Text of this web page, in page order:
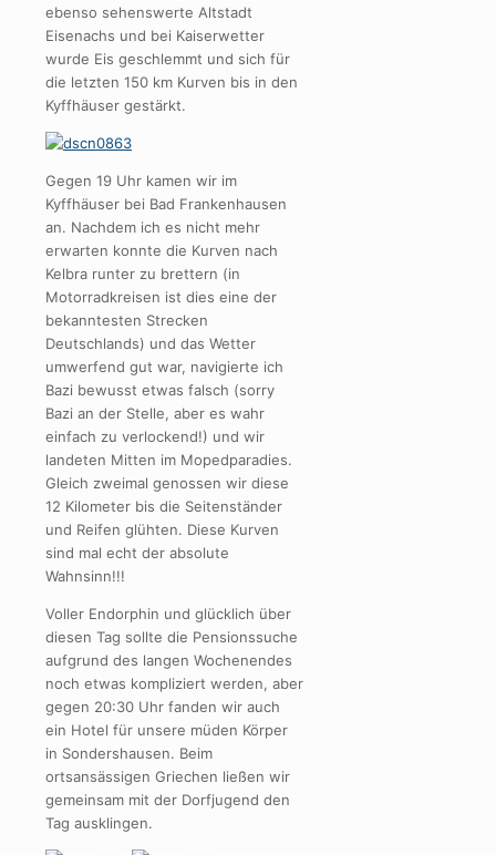
ebenso sehenswerte Altstadt
Eisenachs und bei Kaiserwetter
wurde Eis geschlemmt und sich für
die letzten 150 km Kurven bis in den
Kyffhäuser gestärkt.
Gegen 19 Uhr kamen wir im
Kyffhäuser bei Bad Frankenhausen
an. Nachdem ich es nicht mehr
erwarten konnte die Kurven nach
Kelbra runter zu brettern (in
Motorradkreisen ist dies eine der
bekanntesten Strecken
Deutschlands) und das Wetter
umwerfend gut war, navigierte ich
Bazi bewusst etwas falsch (sorry
Bazi an der Stelle, aber es wahr
einfach zu verlockend!) und wir
landeten Mitten im Mopedparadies.
Gleich zweimal genossen wir diese
12 Kilometer bis die Seitenständer
und Reifen glühten. Diese Kurven
sind mal echt der absolute
Wahnsinn!!!
Voller Endorphin und glücklich über
diesen Tag sollte die Pensionssuche
aufgrund des langen Wochenendes
noch etwas kompliziert werden, aber
gegen 20:30 Uhr fanden wir auch
ein Hotel für unsere müden Körper
in Sondershausen. Beim
ortsansässigen Griechen ließen wir
gemeinsam mit der Dorfjugend den
Tag ausklingen.